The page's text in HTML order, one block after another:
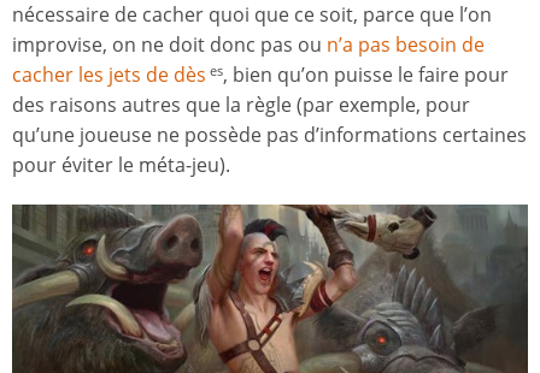
nécessaire de cacher quoi que ce soit, parce que l’on
improvise, on ne doit donc pas ou n’a pas besoin de
cacher les jets de dès es, bien qu’on puisse le faire pour
des raisons autres que la règle (par exemple, pour
qu’une joueuse ne possède pas d’informations certaines
pour éviter le méta-jeu).